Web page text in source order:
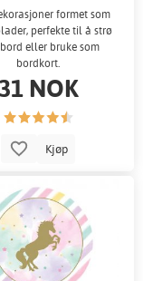
formet som
perfekte til å strø
eller bruke som
bordkort.
31 NOK
Kjøp